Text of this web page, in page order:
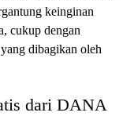
keinginan
cukup dengan
dibagikan oleh
dari DANA